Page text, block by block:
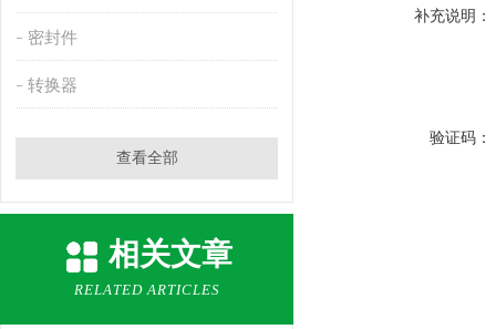
密封件
转换器
查看全部
相关文章
RELATED ARTICLES
补充说明：
验证码：